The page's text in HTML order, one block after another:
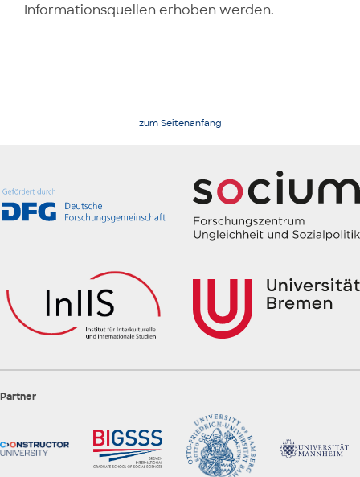
Informationsquellen erhoben werden.
zum Seitenanfang
Partner